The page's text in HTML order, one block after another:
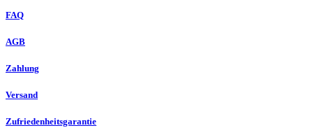
FAQ
AGB
Zahlung
Versand
Zufriedenheitsgarantie